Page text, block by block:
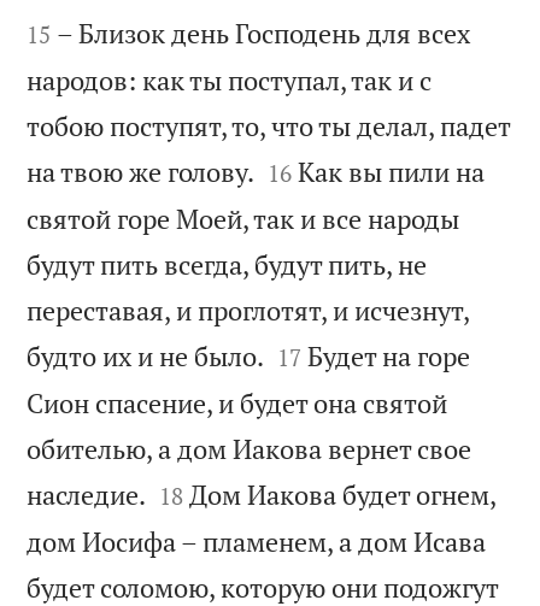


15 – Близок день Господень для всех
народов: как ты поступал, так и с
тобою поступят, то, что ты делал, падет
на твою же голову. 

16 Как вы пили на
святой горе Моей, так и все народы
будут пить всегда, будут пить, не
переставая, и проглотят, и исчезнут,
будто их и не было. 

17 Будет на горе
Сион спасение, и будет она святой
обителью, а дом Иакова вернет свое
наследие. 

18 Дом Иакова будет огнем,
дом Иосифа – пламенем, а дом Исава
будет соломою, которую они подожгут